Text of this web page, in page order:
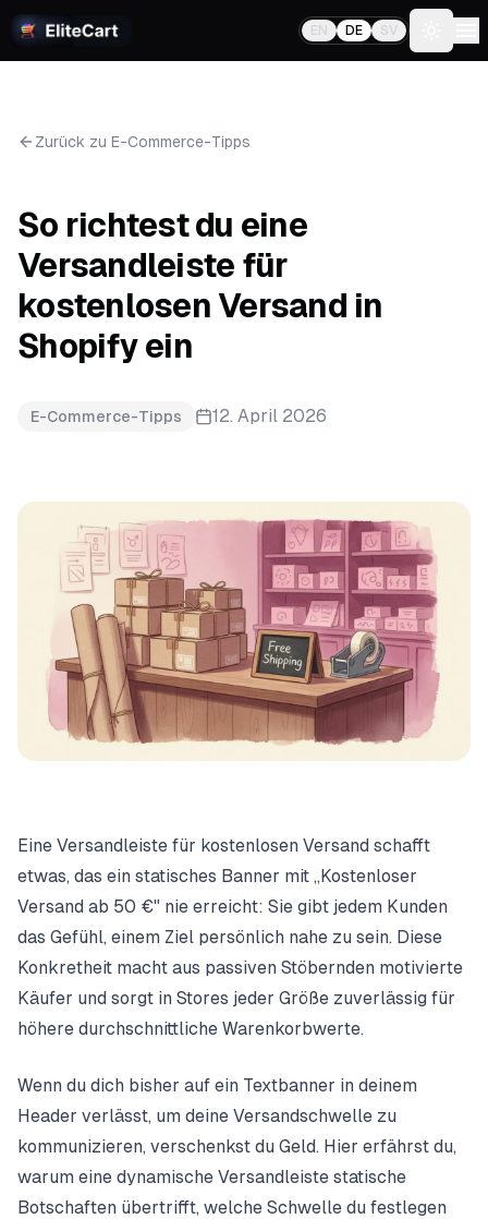
EN DE SV
Zurück zu E-Commerce-Tipps
So richtest du eine
Versandleiste für
kostenlosen Versand in
Shopify ein
E-Commerce-Tipps 12. April 2026
Eine Versandleiste für kostenlosen Versand schafft
etwas, das ein statisches Banner mit „Kostenloser
Versand ab 50 €" nie erreicht: Sie gibt jedem Kunden
das Gefühl, einem Ziel persönlich nahe zu sein. Diese
Konkretheit macht aus passiven Stöbernden motivierte
Käufer und sorgt in Stores jeder Größe zuverlässig für
höhere durchschnittliche Warenkorbwerte.
Wenn du dich bisher auf ein Textbanner in deinem
Header verlässt, um deine Versandschwelle zu
kommunizieren, verschenkst du Geld. Hier erfährst du,
warum eine dynamische Versandleiste statische
Botschaften übertrifft, welche Schwelle du festlegen